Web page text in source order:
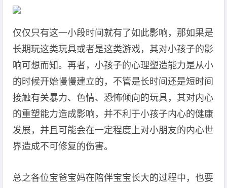
仅仅只有这一小段时间就有了如此影响，那如果是
长期玩这类玩具或者是这类游戏，其对小孩子的影
响可想而知。再者，小孩子的心理塑造能力是从小
的时候开始慢慢建立的，不管是长时间还是短时间
接触有关暴力、色情、恐怖倾向的玩具，其对内心
的重塑能力造成影响，并不利于小孩子内心的健康
发展，并且可能会在一定程度上对小朋友的内心世
界造成不可修复的伤害。
总之各位宝爸宝妈在陪伴宝宝长大的过程中，也要